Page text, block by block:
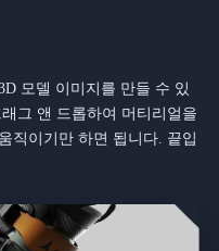
모델 이미지를 만들 수 있
그 앤 드롭하여 머티리얼을
직이기만 하면 됩니다. 끝입